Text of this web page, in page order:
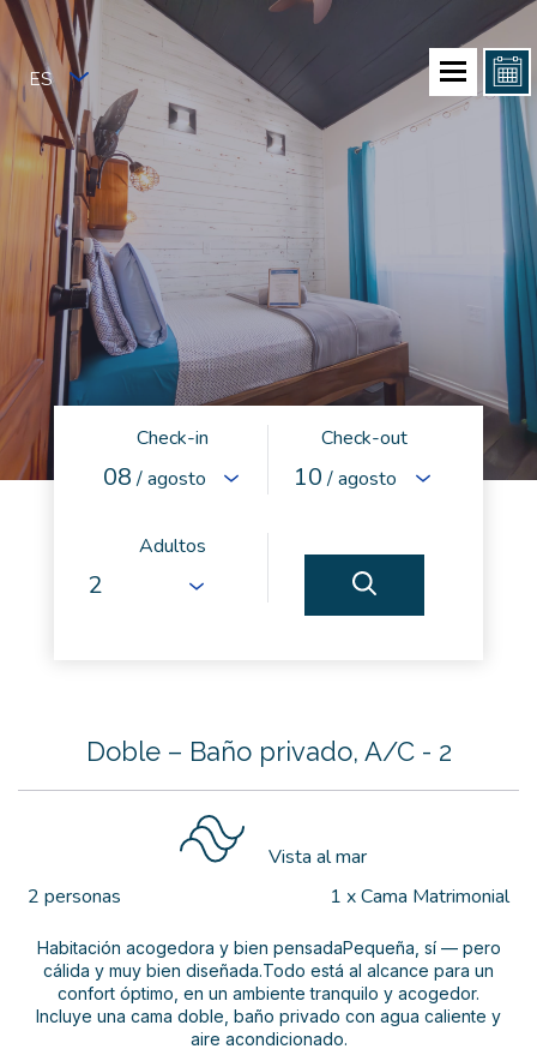
ES
Check-in
08 / agosto
Check-out
10 / agosto
Adultos
Doble – Baño privado, A/C - 2
Vista al mar
2 personas
1 x Cama Matrimonial
Habitación acogedora y bien pensadaPequeña, sí — pero
cálida y muy bien diseñada.Todo está al alcance para un
confort óptimo, en un ambiente tranquilo y acogedor.
Incluye una cama doble, baño privado con agua caliente y
aire acondicionado.